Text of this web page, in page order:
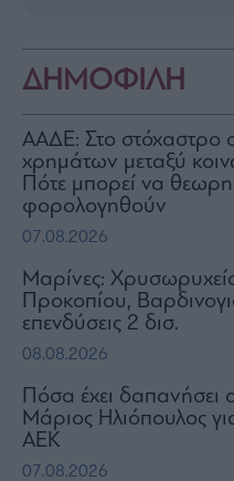
ΔΗΜΟΦΙΛΗ
ΑΑΔΕ: Στο στόχαστρο
χρημάτων μεταξύ
Πότε μπορεί να
φορολογηθούν
07.08.2026
Μαρίνες:
Προκοπίου,
επενδύσεις 2 δισ.
08.08.2026
Πόσα έχει δαπανήσει
Μάριος Ηλιόπουλος
ΑΕΚ
07.08.2026